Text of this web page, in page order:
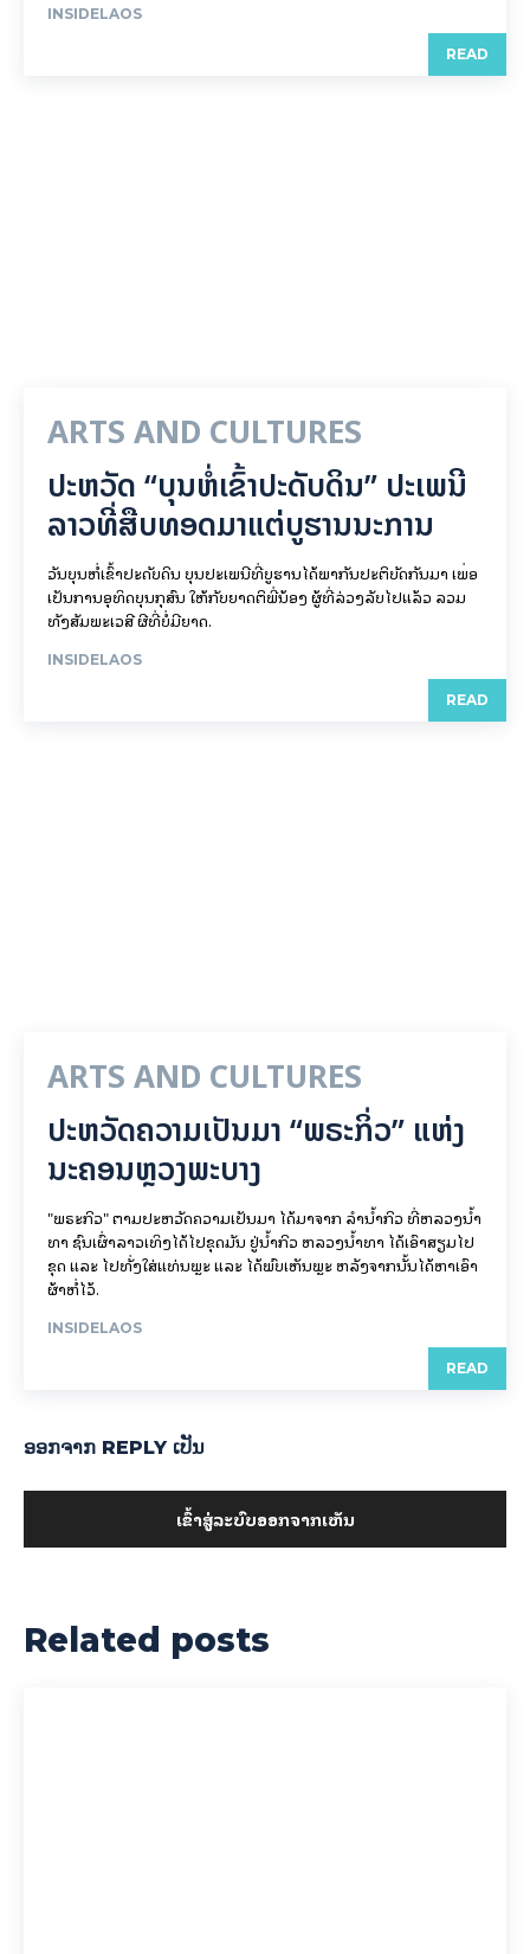
INSIDELAOS
READ
ARTS AND CULTURES
ປະຫວັດ “ບຸນຫໍ່ເຂົ້າປະດັບດິນ” ປະເພນີ
ລາວທີ່ສືບທອດມາແຕ່ບູຮານນະການ
ວັນບຸນຫໍ່ເຂົ້າປະດັບດິນ ບຸນປະເພນີທີ່ບູຮານໄດ້ພາກັນປະຕິບັດກັນມາ ເພື່ອ
ເປັນການອຸທິດບຸນກຸສົນ ໃຫ້ກັບຍາດຕິພີ່ນ້ອງ ຜູ້ທີ່ລ່ວງລັບໄປແລ້ວ ລວມ
ທັງສັມພະເວສີ ຜີທີ່ບໍ່ມີຍາດ.
INSIDELAOS
READ
ARTS AND CULTURES
ປະຫວັດຄວາມເປັນມາ “ພຣະກິ່ວ” ແຫ່ງ
ນະຄອນຫຼວງພະບາງ
"ພຣະກິວ" ຕາມປະຫວັດຄວາມເປັນມາ ໄດ້ມາຈາກ ລຳນ້ຳກິວ ທີ່ຫລວງນ້ຳ
ທາ ຊົນເຜົ່າລາວເທິງໄດ້ໄປຂຸດມັນ ຢູ່ນ້ຳກິວ ຫລວງນ້ຳທາ ໄດ້ເອົາສຽມໄປ
ຂຸດ ແລະ ໄປທັ່ງໃສ່ແທ່ນພຼະ ແລະ ໄດ້ພົບເຫັນພຼະ ຫລັງຈາກນັ້ນໄດ້ຫາເອົາ
ຜ້າຫໍ່ໄວ້.
INSIDELAOS
READ
ອອກ​ຈາກ REPLY ເປັນ
ເຂົ້າ​ສູ່​ລະ​ບົບ​ອອກ​ຈາກ​ເຫັນ
Related posts